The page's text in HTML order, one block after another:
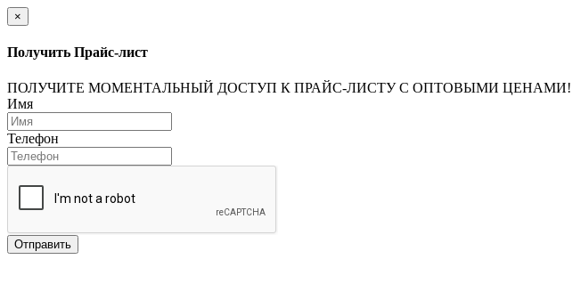
×
Получить Прайс-лист
ПОЛУЧИТЕ МОМЕНТАЛЬНЫЙ ДОСТУП К ПРАЙС-ЛИСТУ С ОПТОВЫМИ ЦЕНАМИ!
Имя
Телефон
Отправить